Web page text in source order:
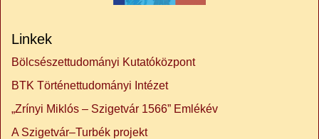
Linkek
Bölcsészettudományi Kutatóközpont
BTK Történettudományi Intézet
„Zrínyi Miklós – Szigetvár 1566” Emlékév
A Szigetvár–Turbék projekt